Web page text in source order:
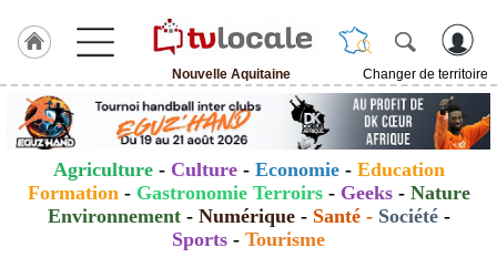
Nouvelle Aquitaine
Changer de territoire
J'adhère
Hulcoq
ACCUEIL
Nouvelle
Aquitaine
Agriculture- Culture - Economie- Education
Formation - Gastronomie Terroirs- Geeks- Nature
Environnement- Numérique- Santé- Société-
Sports - Tourisme